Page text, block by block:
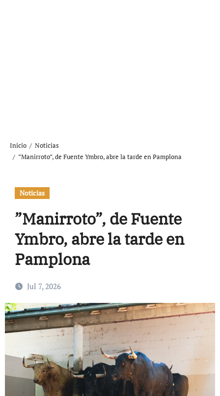
Inicio
Noticias
”Manirroto”, de Fuente Ymbro, abre la tarde en Pamplona
Noticias
”Manirroto”, de Fuente
Ymbro, abre la tarde en
Pamplona
Jul 7, 2026